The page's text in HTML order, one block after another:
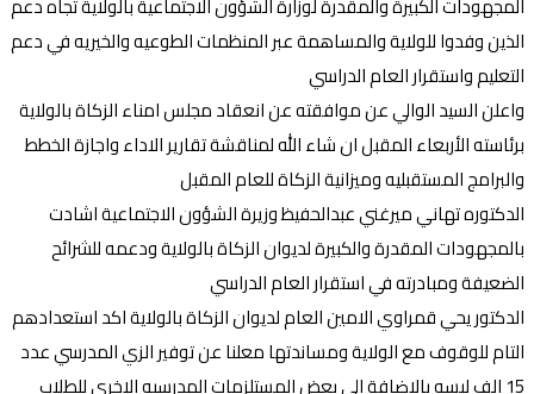
الذين وفدوا للولاية والمساهمة عبر المنظمات الطوعيه والخيريه في دعم
التعليم واستقرار العام الدراسي
واعلن السيد الوالي عن موافقته عن انعقاد مجلس امناء الزكاة بالولاية
برئاسته الأربعاء المقبل ان شاء الله لمناقشة تقارير الاداء واجازة الخطط
والبرامج المستقبليه وميزانية الزكاة للعام المقبل
الدكتوره تهاني ميرغني عبدالحفيظ وزيرة الشؤون الاجتماعية اشادت
بالمجهودات المقدرة والكبيرة لديوان الزكاة بالولاية ودعمه للشرائح
الضعيفة ومبادرته في استقرار العام الدراسي
الدكتور يحي قمراوي الامين العام لديوان الزكاة بالولاية اكد استعدادهم
التام للوقوف مع الولاية ومساندتها معلنا عن توفير الزي المدرسي عدد
15 الف لبسه بالاضافة الي بعض المستلزمات المدرسيه الاخري للطلاب